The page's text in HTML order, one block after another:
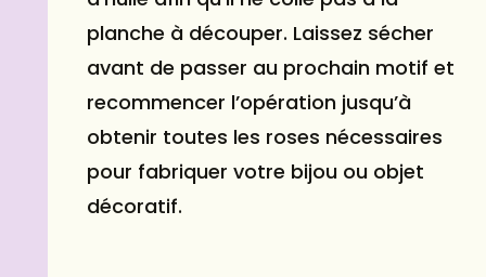
planche à découper. Laissez sécher
avant de passer au prochain motif et
recommencer l’opération jusqu’à
obtenir toutes les roses nécessaires
pour fabriquer votre bijou ou objet
décoratif.